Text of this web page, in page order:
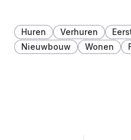
Huren Verhuren
Nieuwbouw
Wonen